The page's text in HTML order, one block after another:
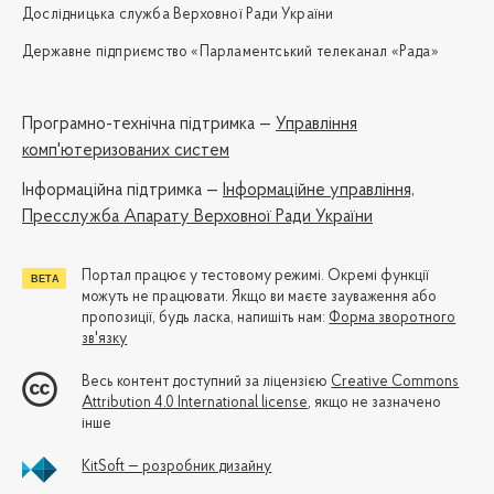
Дослідницька служба Верховної Ради України
Державне підприємство «Парламентський телеканал «Рада»
Програмно-технічна підтримка — Управління
комп'ютеризованих систем
Iнформаційна підтримка — Інформаційне управління,
Пресслужба Апарату Верховної Ради України
Портал працює у тестовому режимі. Окремі функції
можуть не працювати. Якщо ви маєте зауваження або
пропозиції, будь ласка, напишіть нам: Форма зворотного
зв'язку
Весь контент доступний за ліцензією Creative Commons
Attribution 4.0 International license, якщо не зазначено
інше
KitSoft — розробник дизайну